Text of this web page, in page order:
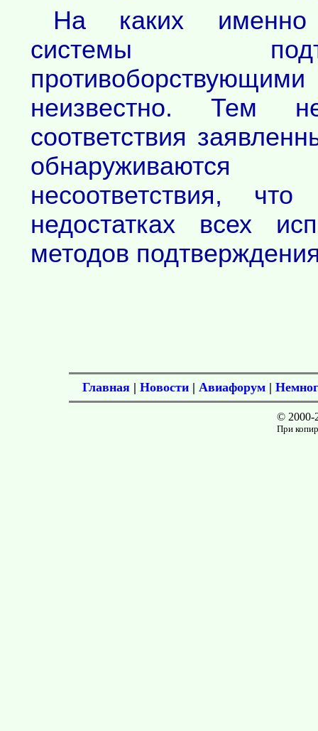
На каких именно
системы
неизвестно. Тем
соответствия
обнаруживаются
несоответствия,
недостатках всех
методов
Главная | Новости | Авиафорум |
© 2000-
При